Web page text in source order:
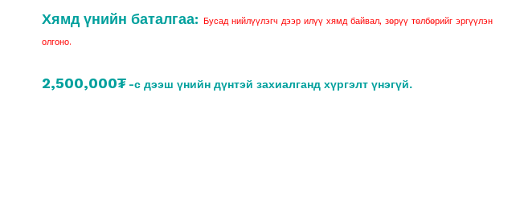
Хямд үнийн баталгаа: Бусад нийлүүлэгч дээр илүү хямд байвал, зөрүү төлбөрийг эргүүлэн
олгоно.
2,500,000₮ -с дээш үнийн дүнтэй захиалганд хүргэлт үнэгүй.